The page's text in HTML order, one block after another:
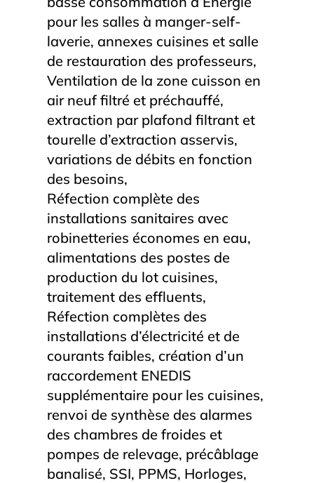
pour les salles à manger-self-
laverie, annexes cuisines et salle
de restauration des professeurs,
Ventilation de la zone cuisson en
air neuf filtré et préchauffé,
extraction par plafond filtrant et
tourelle d’extraction asservis,
variations de débits en fonction
des besoins,
Réfection complète des
installations sanitaires avec
robinetteries économes en eau,
alimentations des postes de
production du lot cuisines,
traitement des effluents,
Réfection complètes des
installations d’électricité et de
courants faibles, création d’un
raccordement ENEDIS
supplémentaire pour les cuisines,
renvoi de synthèse des alarmes
des chambres de froides et
pompes de relevage, précâblage
banalisé, SSI, PPMS, Horloges,